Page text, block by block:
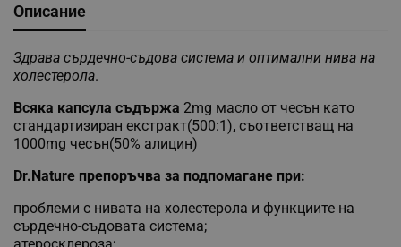
Описание
Здрава сърдечно-съдова система и оптимални нива на
холестерола.
Всяка капсула съдържа 2mg масло от чесън като
стандартизиран екстракт(500:1), съответстващ на
1000mg чесън(50% алицин)
Dr.Nature препоръчва за подпомагане при:
проблеми с нивата на холестерола и функциите на
сърдечно-съдовата система;